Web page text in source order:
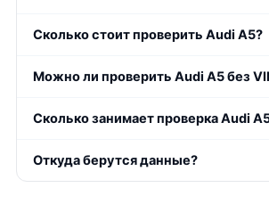
Сколько стоит проверить Audi A5?
Можно ли проверить Audi A5 без
Сколько занимает проверка Audi
Откуда берутся данные?